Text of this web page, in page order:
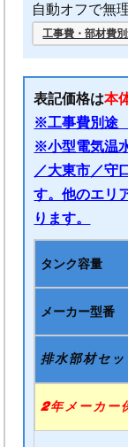
自動オフで無
工事費・部材費
表記価格は本
※工事費別途
※小型電気温
／大東市／守
す。他のエリ
ります。